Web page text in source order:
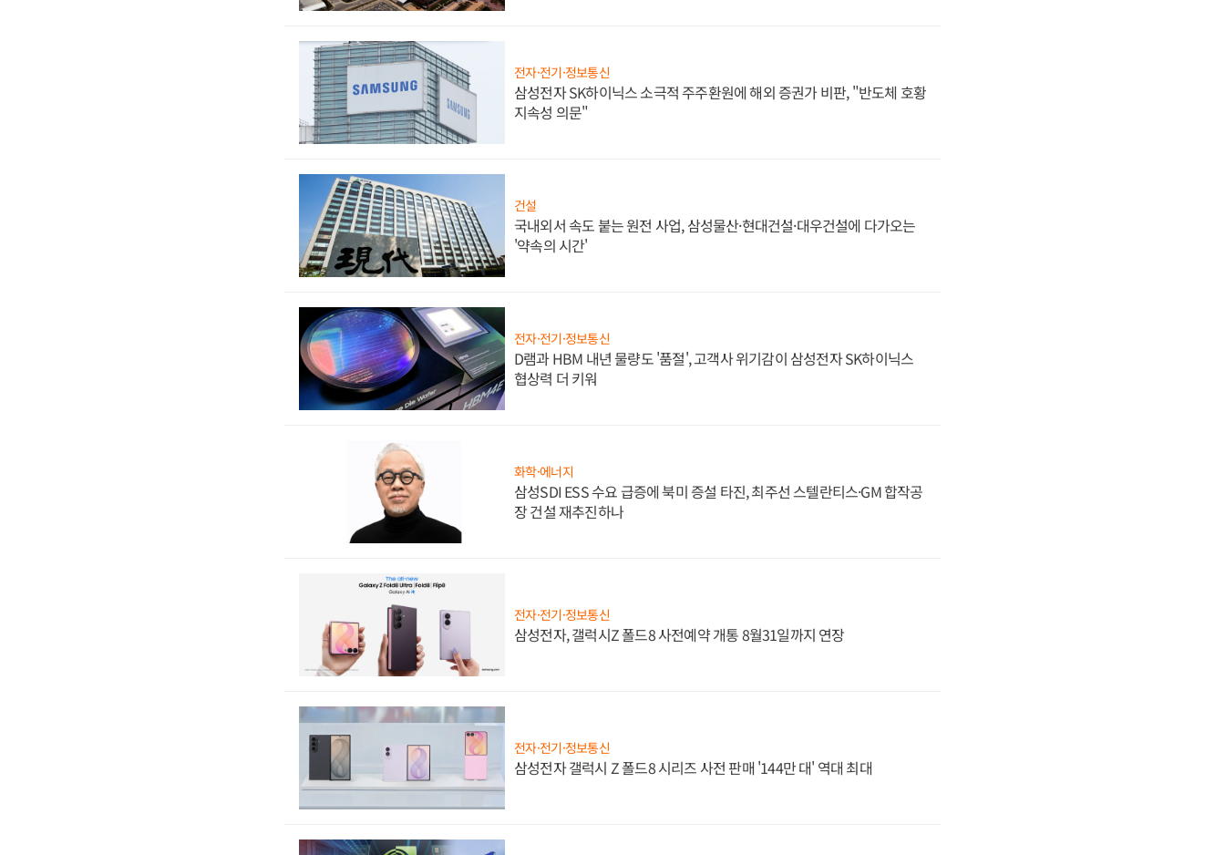
전자·전기·정보통신
삼성전자 SK하이닉스 소극적 주주환원에 해외 증권가 비판, "반도체 호황
지속성 의문"
건설
국내외서 속도 붙는 원전 사업, 삼성물산·현대건설·대우건설에 다가오는
'약속의 시간'
전자·전기·정보통신
D램과 HBM 내년 물량도 '품절', 고객사 위기감이 삼성전자 SK하이닉스
협상력 더 키워
화학·에너지
삼성SDI ESS 수요 급증에 북미 증설 타진, 최주선 스텔란티스·GM 합작공
장 건설 재추진하나
전자·전기·정보통신
삼성전자, 갤럭시Z 폴드8 사전예약 개통 8월31일까지 연장
전자·전기·정보통신
삼성전자 갤럭시 Z 폴드8 시리즈 사전 판매 '144만 대' 역대 최대